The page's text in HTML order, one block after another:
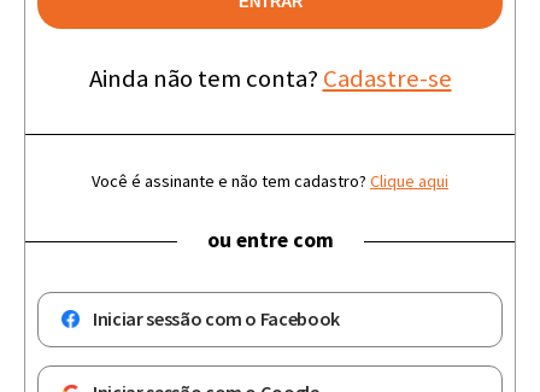
Ainda não tem conta? Cadastre-se
Você é assinante e não tem cadastro? Clique aqui
ou entre com
Iniciar sessão com o Facebook